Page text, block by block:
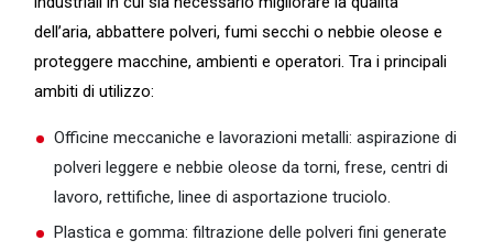
dell’aria, abbattere polveri, fumi secchi o nebbie oleose e
proteggere macchine, ambienti e operatori. Tra i principali
ambiti di utilizzo:
Officine meccaniche e lavorazioni metalli: aspirazione di
polveri leggere e nebbie oleose da torni, frese, centri di
lavoro, rettifiche, linee di asportazione truciolo.
Plastica e gomma: filtrazione delle polveri fini generate